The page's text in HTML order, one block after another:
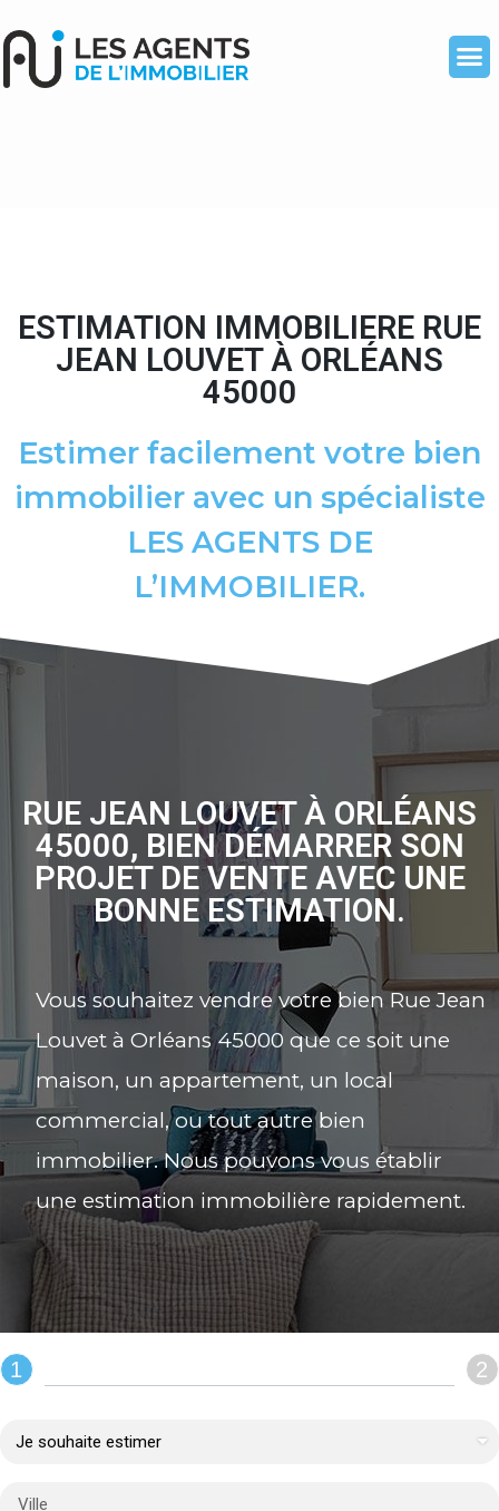
ESTIMATION IMMOBILIERE RUE
JEAN LOUVET À ORLÉANS
45000
Estimer facilement votre bien
immobilier avec un spécialiste
LES AGENTS DE
L’IMMOBILIER.
RUE JEAN LOUVET À ORLÉANS
45000, BIEN DÉMARRER SON
PROJET DE VENTE AVEC UNE
BONNE ESTIMATION.
Vous souhaitez vendre votre bien Rue Jean
Louvet à Orléans 45000 que ce soit une
maison, un appartement, un local
commercial, ou tout autre bien
immobilier. Nous pouvons vous établir
une estimation immobilière rapidement.
REMPLIR LE FORMULAIRE :
1 2